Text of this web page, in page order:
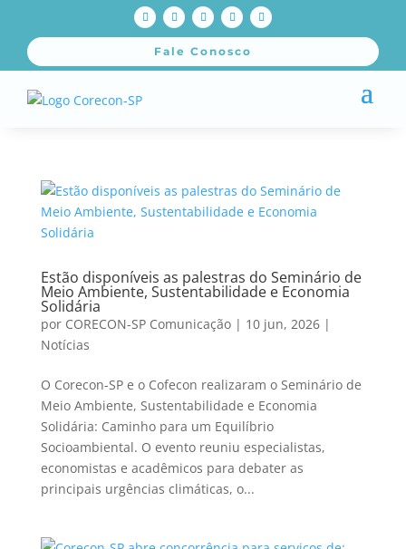
Fale Conosco
Estão disponíveis as palestras do Seminário de
Meio Ambiente, Sustentabilidade e Economia
Solidária
por CORECON-SP Comunicação| 10 jun, 2026|
Notícias
O Corecon-SP e o Cofecon realizaram o Seminário de
Meio Ambiente, Sustentabilidade e Economia
Solidária: Caminho para um Equilíbrio
Socioambiental. O evento reuniu especialistas,
economistas e acadêmicos para debater as
principais urgências climáticas, o...